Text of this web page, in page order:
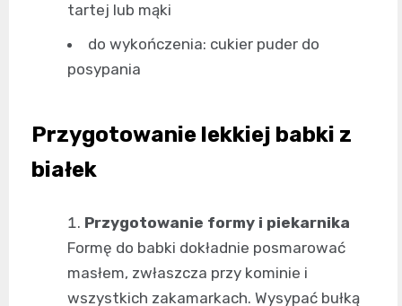
tartej lub mąki
do wykończenia: cukier puder do
posypania
Przygotowanie lekkiej babki z
białek
Przygotowanie formy i piekarnika
Formę do babki dokładnie posmarować
masłem, zwłaszcza przy kominie i
wszystkich zakamarkach. Wysypać bułką